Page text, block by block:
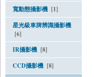
寬動態攝影機 [1]
星光級車牌辨識攝影機
[6]
IR攝影機 [8]
CCD攝影機 [8]